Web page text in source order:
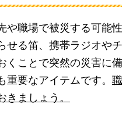
や職場で被災する可能
せる笛、携帯ラジオや
くことで突然の災害に
重要なアイテムです。
きましょう。